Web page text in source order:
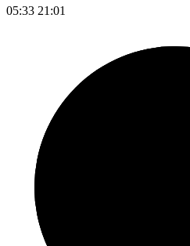
05:33 21:01